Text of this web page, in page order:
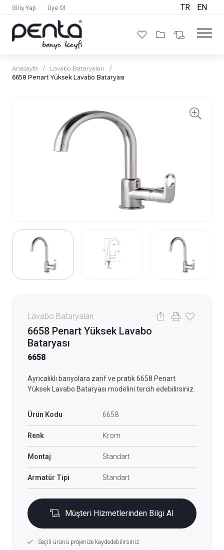
Giriş Yap Üye Ol TR EN
Anasayfa / Lavabo Bataryaları
/
6658 Penart Yüksek Lavabo Bataryası
Lavabo Bataryaları
6658 Penart Yüksek Lavabo
Bataryası
6658
Ayrıcalıklı banyolara zarif ve pratik 6658 Penart
Yüksek Lavabo Bataryası modelini tercih edebilirsiniz.
Ürün Kodu 6658
Renk Krom
Montaj Standart
Armatür Tipi Standart
Müşteri Hizmetlerinden Bilgi Al
Seçili ürünü projenize kaydedebilirsiniz.